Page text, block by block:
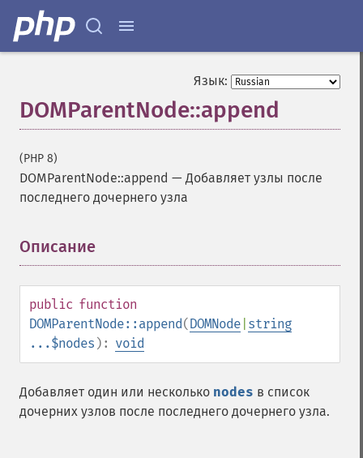
Язык:
DOMParentNode::append
(PHP 8)
DOMParentNode::append —Добавляет узлы после
последнего дочернего узла
Описание
public function
DOMParentNode::append(DOMNode string
...$nodes ): void
Добавляет один или несколько nodes в список
дочерних узлов после последнего дочернего узла.